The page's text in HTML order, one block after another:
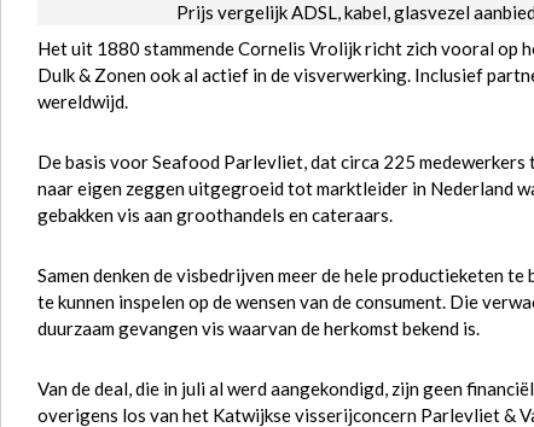
Prijs vergelijk ADSL, kabel, glasvezel
Het uit 1880 stammende Cornelis Vrolijk richt zich vooral op
Dulk & Zonen ook al actief in de visverwerking. Inclusief
wereldwijd.
De basis voor Seafood Parlevliet, dat circa 225
naar eigen zeggen uitgegroeid tot marktleider in Nederland
gebakken vis aan groothandels en cateraars.
Samen denken de visbedrijven meer de hele productieketen te
te kunnen inspelen op de wensen van de consument. Die
duurzaam gevangen vis waarvan de herkomst bekend is.
Van de deal, die in juli al werd aangekondigd, zijn geen
overigens los van het Katwijkse visserijconcern Parlevliet &